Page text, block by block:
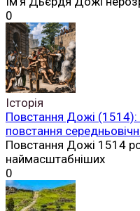
0
Історія
Повстання Дожі (1514):
повстання
Повстання Дожі 1514
наймасштабніших
0